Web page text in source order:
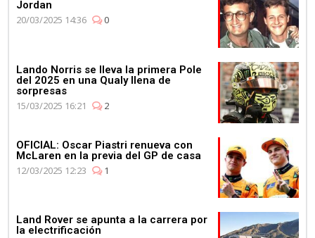
Jordan
20/03/2025 14:36
0
Lando Norris se lleva la primera Pole
del 2025 en una Qualy llena de
sorpresas
15/03/2025 16:21
2
OFICIAL: Oscar Piastri renueva con
McLaren en la previa del GP de casa
12/03/2025 12:23
1
Land Rover se apunta a la carrera por
la electrificación